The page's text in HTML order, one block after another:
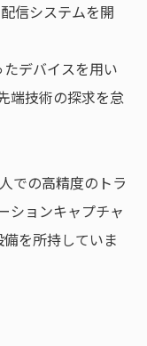
信システムを開
デバイスを用い
端技術の探求を怠
での高精度のトラ
ションキャプチャ
を所持していま